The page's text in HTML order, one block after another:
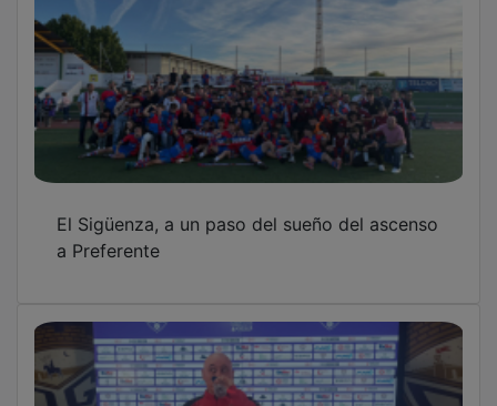
Dépor-Castilla, un partido de despedidas y
de incertidumbre